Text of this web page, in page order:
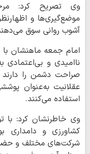
وی تصریح کرد:
موضع‌گیری‌ها و
آشوب روانی سوق
امام جمعه ماهنشان با
ناامیدی و بی‌اعتمادی
صراحت دشمن را
عقلانیت به‌عنوان
استفاده می‌کنند.
وی خاطرنشان کرد: با
کشاورزی و دامداری
شرکت‌های مختلف و